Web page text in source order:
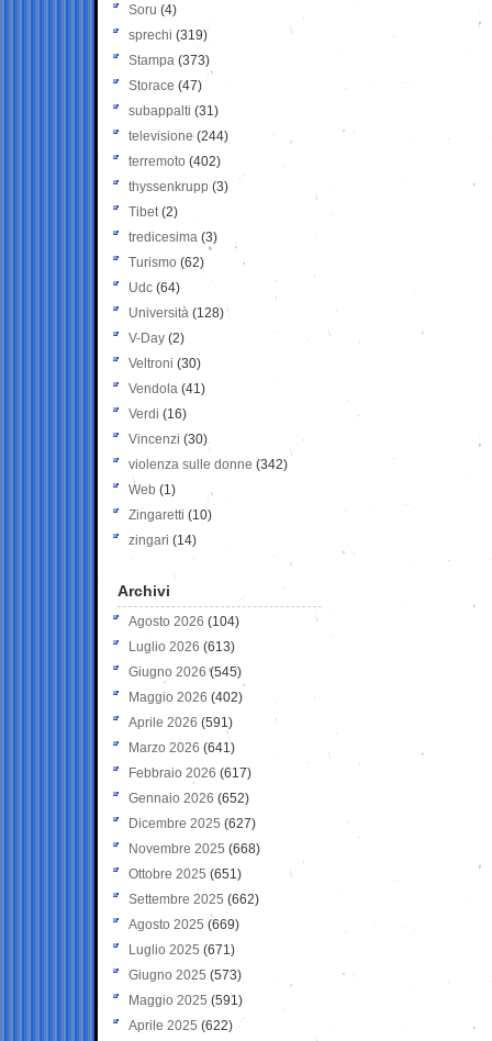
Soru (4)
sprechi (319)
Stampa (373)
Storace (47)
subappalti (31)
televisione(244)
terremoto (402)
thyssenkrupp (3)
Tibet(2)
tredicesima (3)
Turismo (62)
Udc (64)
Università (128)
V-Day (2)
Veltroni (30)
Vendola (41)
Verdi (16)
Vincenzi (30)
violenza sulle donne (342)
Web (1)
Zingaretti (10)
zingari (14)
Archivi
Agosto 2026 (104)
Luglio 2026 (613)
Giugno 2026 (545)
Maggio 2026 (402)
Aprile 2026 (591)
Marzo 2026 (641)
Febbraio 2026 (617)
Gennaio 2026 (652)
Dicembre 2025 (627)
Novembre 2025 (668)
Ottobre 2025 (651)
Settembre 2025 (662)
Agosto 2025 (669)
Luglio 2025 (671)
Giugno 2025 (573)
Maggio 2025 (591)
Aprile 2025 (622)